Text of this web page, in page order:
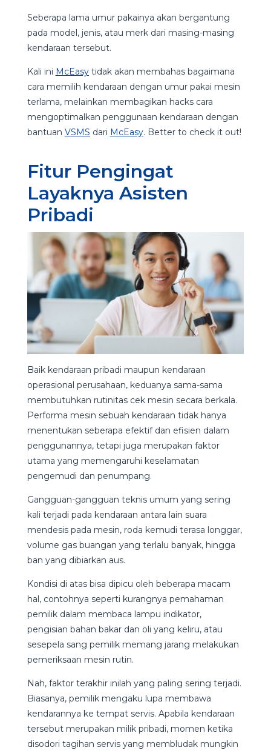
Seberapa lama umur pakainya akan bergantung
pada model, jenis, atau merk dari masing-masing
kendaraan tersebut.
Kali ini McEasytidak akan membahas bagaimana
cara memilih kendaraan dengan umur pakai mesin
terlama, melainkan membagikan hacks cara
mengoptimalkan penggunaan kendaraan dengan
bantuan VSMS dari McEasy. Better to check it out!
Fitur Pengingat
Layaknya Asisten
Pribadi
Baik kendaraan pribadi maupun kendaraan
operasional perusahaan, keduanya sama-sama
membutuhkan rutinitas cek mesin secara berkala.
Performa mesin sebuah kendaraan tidak hanya
menentukan seberapa efektif dan efisien dalam
penggunannya, tetapi juga merupakan faktor
utama yang memengaruhi keselamatan
pengemudi dan penumpang.
Gangguan-gangguan teknis umum yang sering
kali terjadi pada kendaraan antara lain suara
mendesis pada mesin, roda kemudi terasa longgar,
volume gas buangan yang terlalu banyak, hingga
ban yang dibiarkan aus.
Kondisi di atas bisa dipicu oleh beberapa macam
hal, contohnya seperti kurangnya pemahaman
pemilik dalam membaca lampu indikator,
pengisian bahan bakar dan oli yang keliru, atau
sesepela sang pemilik memang jarang melakukan
pemeriksaan mesin rutin.
Nah, faktor terakhir inilah yang paling sering terjadi.
Biasanya, pemilik mengaku lupa membawa
kendarannya ke tempat servis. Apabila kendaraan
tersebut merupakan milik pribadi, momen ketika
disodori tagihan servis yang membludak mungkin